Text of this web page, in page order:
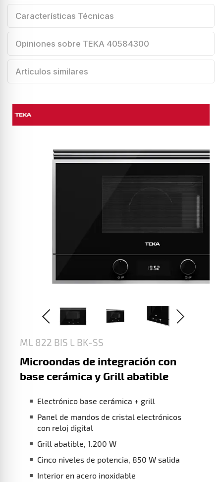
Características Técnicas
Opiniones sobre TEKA 40584300
Artículos similares
ML 822 BIS L BK-SS
Microondas de integración con
base cerámica y Grill abatible
Electrónico base cerámica + grill
Panel de mandos de cristal electrónicos
con reloj digital
Grill abatible, 1.200 W
Cinco niveles de potencia, 850 W salida
Interior en acero inoxidable